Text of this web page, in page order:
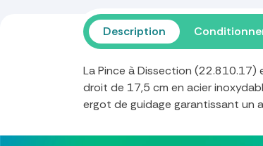
Description
La Pince à Dissection
droit de 17,5 cm en acier
ergot de guidage garantissant un